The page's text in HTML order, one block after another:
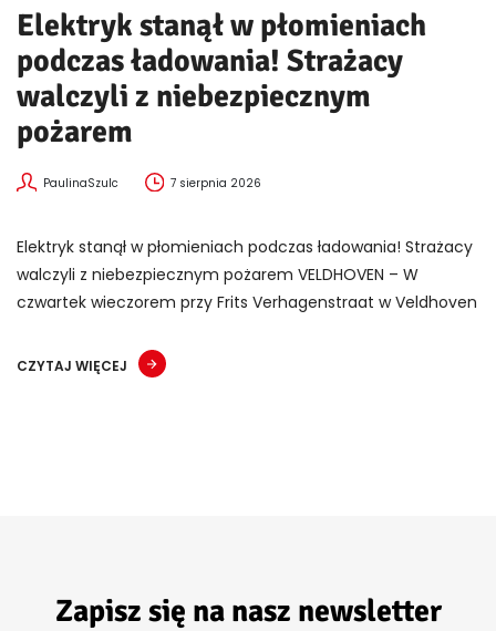
Elektryk stanął w płomieniach
podczas ładowania! Strażacy
walczyli z niebezpiecznym
pożarem
PaulinaSzulc 7 sierpnia 2026
Elektryk stanął w płomieniach podczas ładowania! Strażacy
walczyli z niebezpiecznym pożarem VELDHOVEN – W
czwartek wieczorem przy Frits Verhagenstraat w Veldhoven
CZYTAJ WIĘCEJ
Zapisz się na nasz newsletter